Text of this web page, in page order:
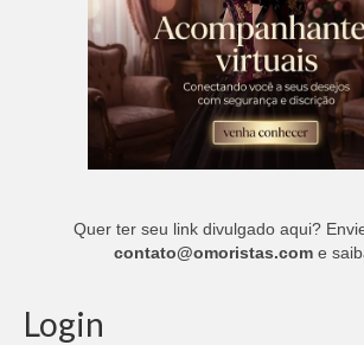
Quer ter seu link divulgado aqui?
contato@omoristas.com e
Login